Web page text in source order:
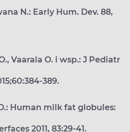
N.: Early Hum. Dev. 88,
Vaarala O. i wsp.: J Pediatr
389.
Human milk fat globules:
2011, 83:29-41.